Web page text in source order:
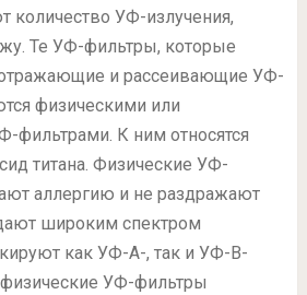
количество УФ-излучения,
Те УФ-фильтры, которые
и рассеивающие УФ-
физическими или
фильтрами. К ним относятся
титана. Физические УФ-
аллергию и не раздражают
широким спектром
как УФ-А-, так и УФ-В-
УФ-фильтры